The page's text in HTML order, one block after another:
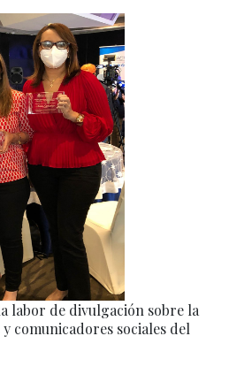
labor de divulgación sobre la
comunicadores sociales del